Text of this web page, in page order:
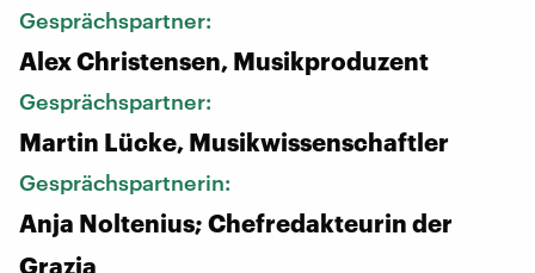
Gesprächspartner:
Alex Christensen, Musikproduzent
Gesprächspartner:
Martin Lücke, Musikwissenschaftler
Gesprächspartnerin:
Anja Noltenius; Chefredakteurin der
Grazia